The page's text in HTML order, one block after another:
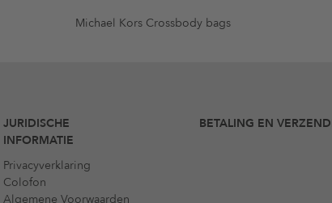
Michael Kors Crossbody bags
JURIDISCHE
INFORMATIE
Privacyverklaring
Colofon
Algemene Voorwaarden
BETALING EN